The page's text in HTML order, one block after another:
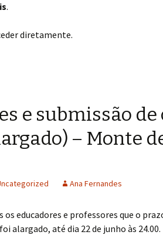
.
diretamente.
e submissão
– Monte
Ana Fernandes
educadores e professores que o
alargado, até dia 22 de junho às 24.00.